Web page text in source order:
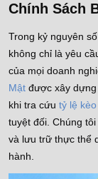
Chính Sách
Trong kỷ nguyên
không chỉ là yêu
của mọi doanh
Mật được xây
khi tra cứu tỷ lệ kèo
tuyệt đối. Chúng
và lưu trữ thực thể
hành.